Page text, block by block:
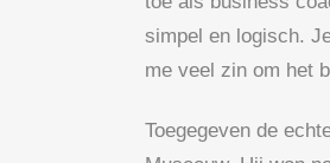
simpel en logisch.
me veel zin om het
Toegegeven de